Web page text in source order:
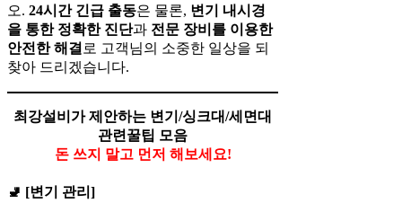
오. 24시간 긴급 출동은 물론, 변기 내시경
을 통한 정확한 진단과 전문 장비를 이용한
안전한 해결 로 고객님의 소중한 일상을 되
찾아 드리겠습니다.
최강설비가 제안하는 변기/싱크대/세면대
관련꿀팁 모음
돈 쓰지 말고 먼저 해보세요!
🚽 [변기 관리]